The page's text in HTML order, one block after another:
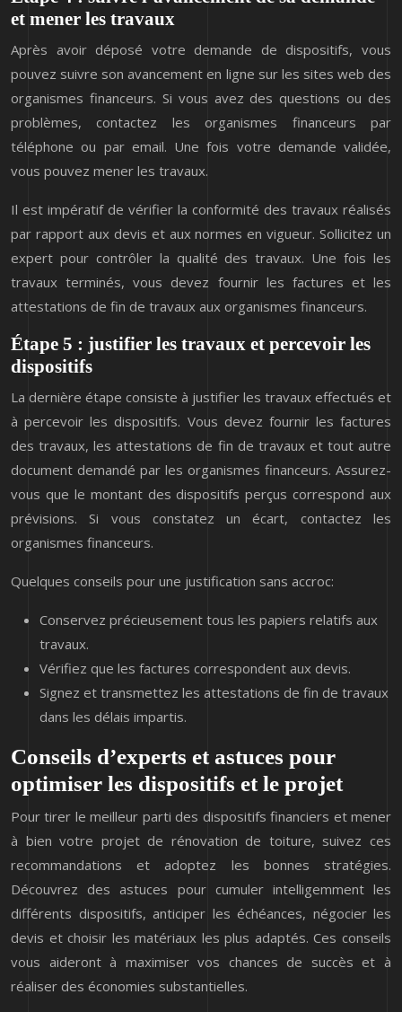
et mener les travaux
Après avoir déposé votre demande de dispositifs, vous
pouvez suivre son avancement en ligne sur les sites web des
organismes financeurs. Si vous avez des questions ou des
problèmes, contactez les organismes financeurs par
téléphone ou par email. Une fois votre demande validée,
vous pouvez mener les travaux.
Il est impératif de vérifier la conformité des travaux réalisés
par rapport aux devis et aux normes en vigueur. Sollicitez un
expert pour contrôler la qualité des travaux. Une fois les
travaux terminés, vous devez fournir les factures et les
attestations de fin de travaux aux organismes financeurs.
Étape 5 : justifier les travaux et percevoir les
dispositifs
La dernière étape consiste à justifier les travaux effectués et
à percevoir les dispositifs. Vous devez fournir les factures
des travaux, les attestations de fin de travaux et tout autre
document demandé par les organismes financeurs. Assurez-
vous que le montant des dispositifs perçus correspond aux
prévisions. Si vous constatez un écart, contactez les
organismes financeurs.
Quelques conseils pour une justification sans accroc:
Conservez précieusement tous les papiers relatifs aux
travaux.
Vérifiez que les factures correspondent aux devis.
Signez et transmettez les attestations de fin de travaux
dans les délais impartis.
Conseils d’experts et astuces pour
optimiser les dispositifs et le projet
Pour tirer le meilleur parti des dispositifs financiers et mener
à bien votre projet de rénovation de toiture, suivez ces
recommandations et adoptez les bonnes stratégies.
Découvrez des astuces pour cumuler intelligemment les
différents dispositifs, anticiper les échéances, négocier les
devis et choisir les matériaux les plus adaptés. Ces conseils
vous aideront à maximiser vos chances de succès et à
réaliser des économies substantielles.